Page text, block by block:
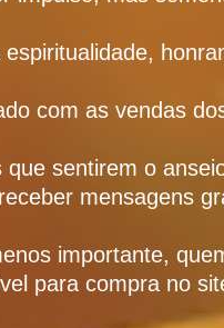
com as vendas
que sentirem o
mensagens
importante,
para compra no